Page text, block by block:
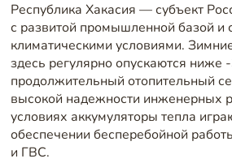
Республика Хакасия — субъект
с развитой промышленной базой
климатическими условиями.
здесь регулярно опускаются ниже
продолжительный отопительный
высокой надежности инженерных
условиях аккумуляторы тепла
обеспечении бесперебойной
и ГВС.